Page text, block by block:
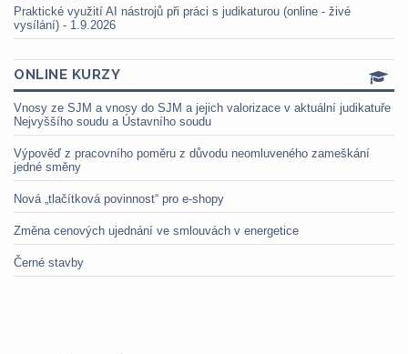
Praktické využití AI nástrojů při práci s judikaturou (online - živé
vysílání) - 1.9.2026
ONLINE KURZY
Vnosy ze SJM a vnosy do SJM a jejich valorizace v aktuální judikatuře
Nejvyššího soudu a Ústavního soudu
Výpověď z pracovního poměru z důvodu neomluveného zameškání
jedné směny
Nová „tlačítková povinnost“ pro e-shopy
Změna cenových ujednání ve smlouvách v energetice
Černé stavby